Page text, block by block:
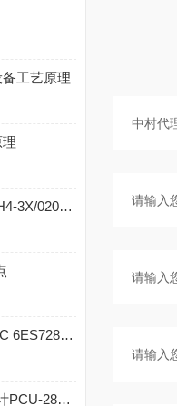
工艺原理
德国力士乐内齿轮泵PGH4-3X/020LE11VU2的技术特点
德国SIEMENS西门子PLC 6ES7288-1SR20-0AA1 的特点
马康MALCOM锡膏粘度计PCU-285的技术参数